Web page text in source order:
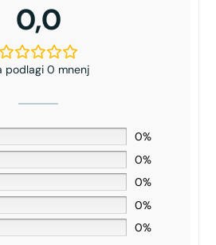
0,0
podlagi 0 mnenj
0%
0%
0%
0%
0%